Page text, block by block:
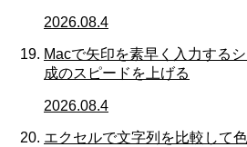
2026.08.4
Macで矢印を素早く入力する
成のスピードを上げる
2026.08.4
エクセルで文字列を比較して